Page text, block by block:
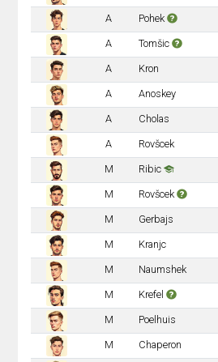
A Pohek
A Tomšic
A Kron
A Anoskey
A Cholas
A Rovšcek
M Ribic
M Rovšcek
M Gerbajs
M Kranjc
M Naumshek
M Krefel
M Poelhuis
M Chaperon